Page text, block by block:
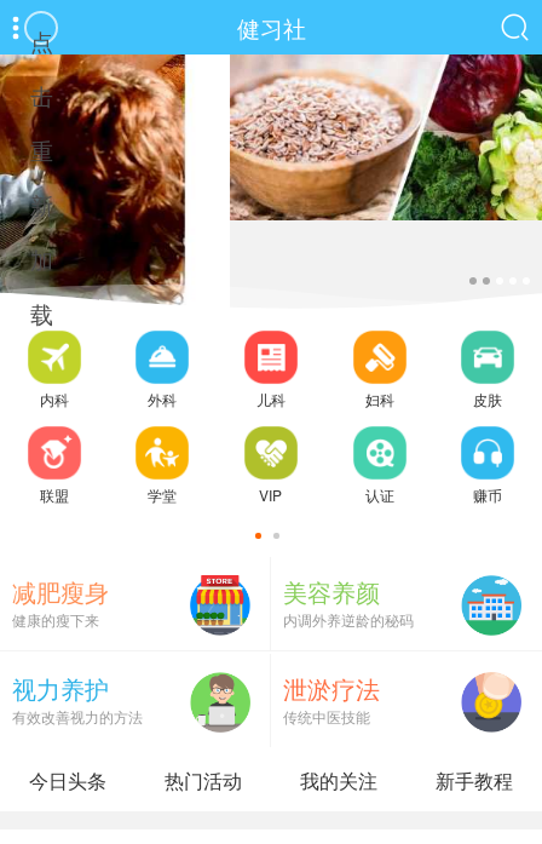
点
击
重
新
加
载
健习社
内科 外科 儿科 妇科 皮肤
联盟 学堂 VIP 认证 赚币
减肥瘦身
健康的瘦下来
美容养颜
内调外养逆龄的秘码
视力养护
有效改善视力的方法
泄淤疗法
传统中医技能
今日头条 热门活动 我的关注 新手教程